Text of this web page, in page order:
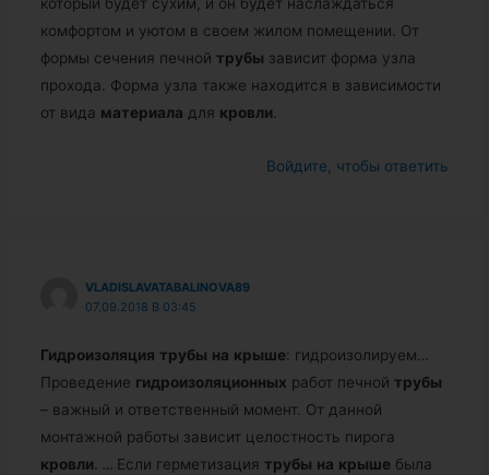
комфортом и уютом в своем жилом помещении. От
формы сечения печной трубы зависит форма узла
прохода. Форма узла также находится в зависимости
от вида материала для кровли
Войдите, чтобы ответить
VLADISLAVATABALINOVA89
07.09.2018 В 03:45
Гидроизоляция трубы на крыше: гидроизолируем…
Проведение гидроизоляционных работ печной трубы
– важный и ответственный момент. От данной
монтажной работы зависит целостность пирога
кровли. … Если герметизация трубы на крыше была